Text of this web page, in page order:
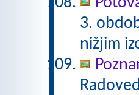
3.
nižjim